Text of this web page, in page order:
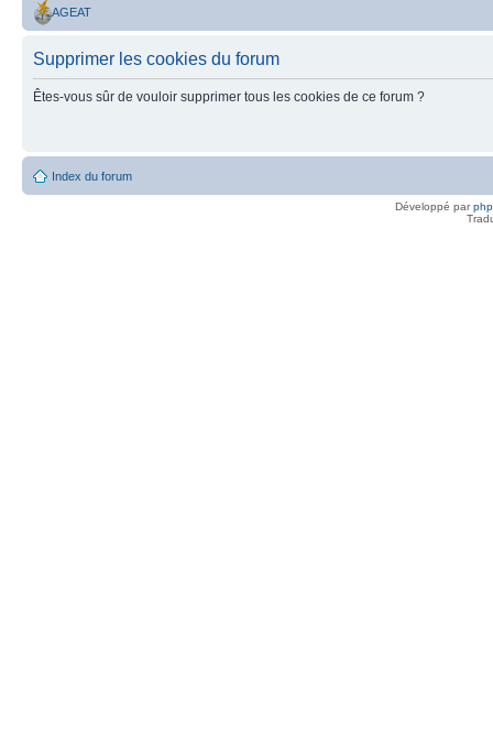
AGEAT
Supprimer les cookies du forum
Êtes-vous sûr de vouloir supprimer tous les cookies de ce forum ?
Index du forum
Développé par